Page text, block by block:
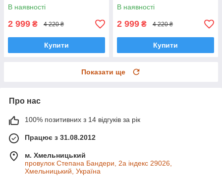
В наявності
2 999 ₴ 4 220 ₴
Купити
В наявності
2 999 ₴ 4 220 ₴
Купити
Показати ще
Про нас
100% позитивних з 14 відгуків за рік
Працює з 31.08.2012
м. Хмельницький
провулок Степана Бандери, 2a індекс 29026,
Хмельницький, Україна